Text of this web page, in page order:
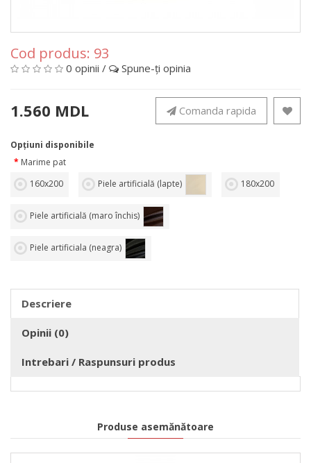
Cod produs: 93
0 opinii / Spune-ţi opinia
1.560 MDL Comanda rapida
Opţiuni disponibile
Marime pat
160х200
Piele artificială (lapte) 180х200
Piele artificială (maro închis)
Piele artificiala (neagra)
Descriere
Opinii (0)
Intrebari / Raspunsuri produs
Produse asemănătoare